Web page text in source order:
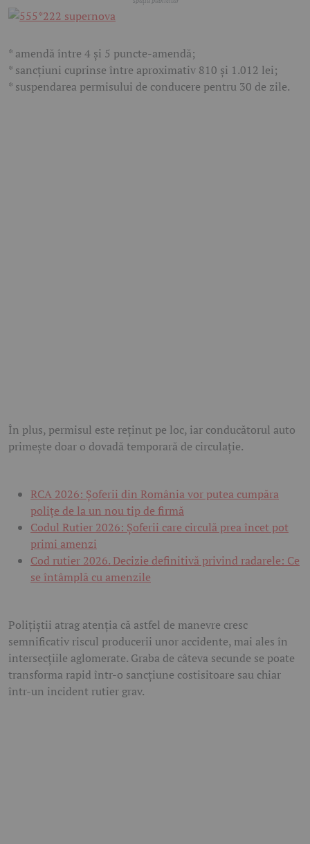
* amendă între 4 și 5 puncte-amendă;
* sancțiuni cuprinse între aproximativ 810 și 1.012 lei;
* suspendarea permisului de conducere pentru 30 de zile.
În plus, permisul este reținut pe loc, iar conducătorul auto
primește doar o dovadă temporară de circulație.
RCA 2026: Șoferii din România vor putea cumpăra
polițe de la un nou tip de firmă
Codul Rutier 2026: Șoferii care circulă prea încet pot
primi amenzi
Cod rutier 2026. Decizie definitivă privind radarele: Ce
se întâmplă cu amenzile
Polițiștii atrag atenția că astfel de manevre cresc
semnificativ riscul producerii unor accidente, mai ales în
intersecțiile aglomerate. Graba de câteva secunde se poate
transforma rapid într-o sancțiune costisitoare sau chiar
într-un incident rutier grav.